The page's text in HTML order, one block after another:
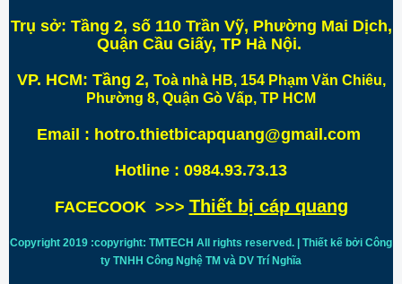
Trụ sở: Tầng 2, số 110 Trần Vỹ, Phường Mai Dịch,
Quận Cầu Giấy, TP Hà Nội.
VP. HCM: Tầng 2, Toà nhà HB, 154 Phạm Văn Chiêu,
Phường 8, Quận Gò Vấp, TP HCM
Email : hotro.thietbicapquang@gmail.com
Hotline : 0984.93.73.13
FACECOOK >>> Thiết bị cáp quang
Copyright 2019 :copyright: TMTECH All rights reserved. | Thiết kế bởi Công
ty TNHH Công Nghệ TM và DV Trí Nghĩa